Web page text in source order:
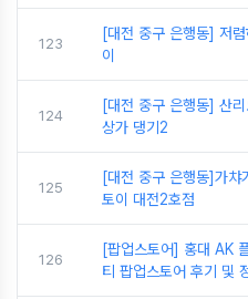
123
[대전 중구 은행동] 저
이
124
[대전 중구 은행동] 산
상가 댕기2
125
[대전 중구 은행동]가챠
토이 대전2호점
126
[팝업스토어] 홍대 AK
티 팝업스토어 후기 및